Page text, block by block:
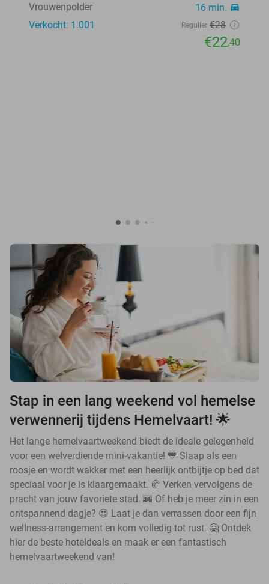
Vrouwenpolder 16 min. directions_car
Verkocht: 1.001 Regulier €28
€22,40
Stap in een lang weekend vol hemelse
verwennerij tijdens Hemelvaart! 🌟
Het lange hemelvaartweekend biedt de ideale gelegenheid
voor een welverdiende mini-vakantie! 💙 Slaap als een
roosje en wordt wakker met een heerlijk ontbijtje op bed dat
speciaal voor je is klaargemaakt. 🥐 Verken vervolgens de
pracht van jouw favoriete stad. 🌆 Of heb je meer zin in een
ontspannend dagje? 😍 Laat je dan verrassen door een fijn
wellness-arrangement en kom volledig tot rust. 🤗 Ontdek
hier de beste hoteldeals en maak er een fantastisch
hemelvaartweekend van!